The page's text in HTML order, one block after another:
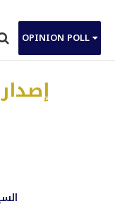
OPINION POLL